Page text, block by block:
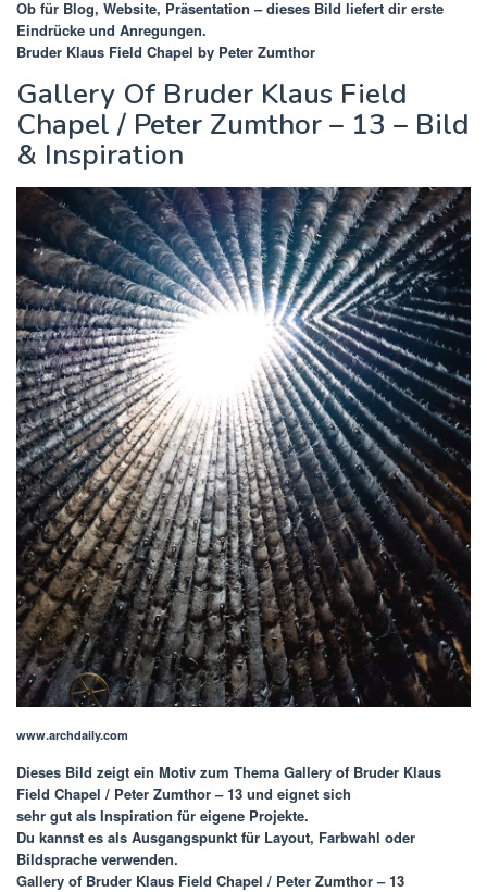
Ob für Blog, Website, Präsentation – dieses Bild liefert dir erste
Eindrücke und Anregungen.
Bruder Klaus Field Chapel by Peter Zumthor
Gallery Of Bruder Klaus Field
Chapel / Peter Zumthor – 13 – Bild
& Inspiration
www.archdaily.com
Dieses Bild zeigt ein Motiv zum Thema Gallery of Bruder Klaus
Field Chapel / Peter Zumthor – 13 und eignet sich
sehr gut als Inspiration für eigene Projekte.
Du kannst es als Ausgangspunkt für Layout, Farbwahl oder
Bildsprache verwenden.
Gallery of Bruder Klaus Field Chapel / Peter Zumthor – 13